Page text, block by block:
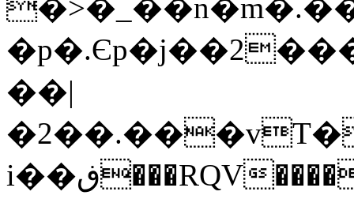
��|
i��ڧ���RQV����0������+�<��E�dZ���u����f.%,԰D�> ?